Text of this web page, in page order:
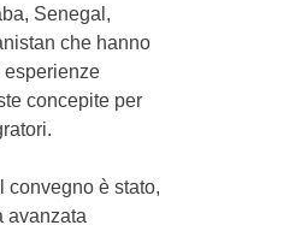
Senegal,
che hanno
esperienze
concepite per
convegno è stato,
avanzata